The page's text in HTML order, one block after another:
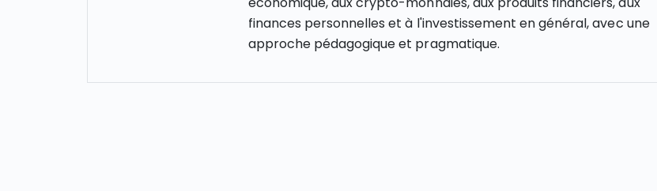
finances personnelles et à l'investissement en général, avec une
approche pédagogique et pragmatique.